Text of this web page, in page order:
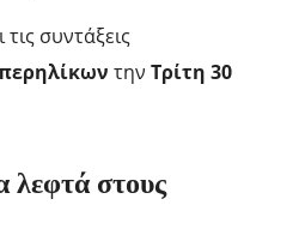
συντάξεις
την Τρίτη 30
λεφτά στους